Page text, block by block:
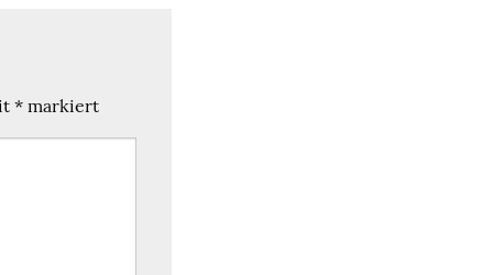
* markiert